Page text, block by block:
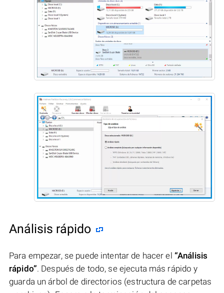
Análisis rápido
Para empezar, se puede intentar de hacer el “Análisis
rápido”. Después de todo, se ejecuta más rápido y
guarda un árbol de directorios (estructura de carpetas